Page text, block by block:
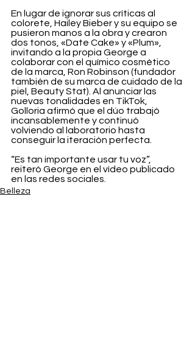
En lugar de ignorar sus críticas al
colorete, Hailey Bieber y su equipo se
pusieron manos a la obra y crearon
dos tonos, «Date Cake» y «Plum»,
invitando a la propia George a
colaborar con el químico cosmético
de la marca, Ron Robinson (fundador
también de su marca de cuidado de la
piel, Beauty Stat). Al anunciar las
nuevas tonalidades en TikTok,
Golloria afirmó que el dúo trabajó
incansablemente y continuó
volviendo al laboratorio hasta
conseguir la iteración perfecta.
“Es tan importante usar tu voz”,
reiteró George en el vídeo publicado
en las redes sociales.
Belleza